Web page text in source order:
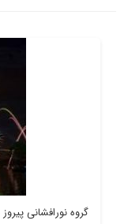
گروه نورافشانی